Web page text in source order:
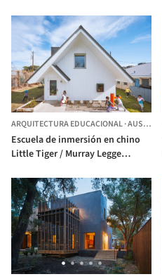
ARQUITECTURA EDUCACIONAL·AUSTIN,
Escuela de inmersión en chino
Little Tiger / Murray Legge